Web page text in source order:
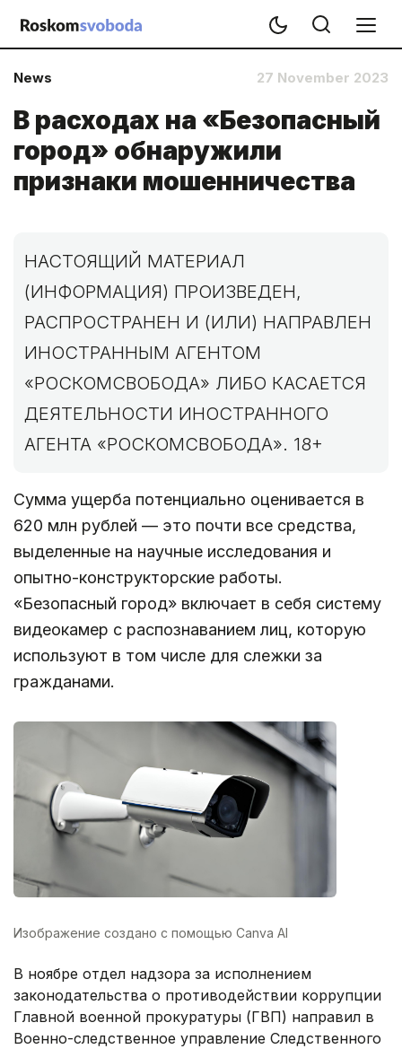
News 27 November 2023
В расходах на «Безопасный
город» обнаружили
признаки мошенничества
НАСТОЯЩИЙ МАТЕРИАЛ
(ИНФОРМАЦИЯ) ПРОИЗВЕДЕН,
РАСПРОСТРАНЕН И (ИЛИ) НАПРАВЛЕН
ИНОСТРАННЫМ АГЕНТОМ
«РОСКОМСВОБОДА» ЛИБО КАСАЕТСЯ
ДЕЯТЕЛЬНОСТИ ИНОСТРАННОГО
АГЕНТА «РОСКОМСВОБОДА». 18+
Сумма ущерба потенциально оценивается в
620 млн рублей — это почти все средства,
выделенные на научные исследования и
опытно-конструкторские работы.
«Безопасный город» включает в себя систему
видеокамер с распознаванием лиц, которую
используют в том числе для слежки за
гражданами.
Изображение создано с помощью Canva AI
В ноябре отдел надзора за исполнением
законодательства о противодействии коррупции
Главной военной прокуратуры (ГВП) направил в
Военно-следственное управление Следственного